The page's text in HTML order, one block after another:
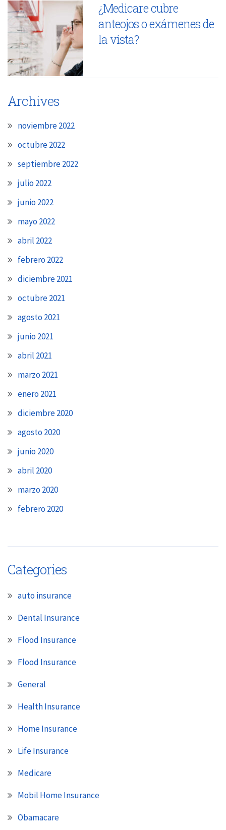
¿Medicare cubre
anteojos o exámenes de
la vista?
Archives
noviembre 2022
octubre 2022
septiembre 2022
julio 2022
junio 2022
mayo 2022
abril 2022
febrero 2022
diciembre 2021
octubre 2021
agosto 2021
junio 2021
abril 2021
marzo 2021
enero 2021
diciembre 2020
agosto 2020
junio 2020
abril 2020
marzo 2020
febrero 2020
Categories
auto insurance
Dental Insurance
Flood Insurance
Flood Insurance
General
Health Insurance
Home Insurance
Life Insurance
Medicare
Mobil Home Insurance
Obamacare